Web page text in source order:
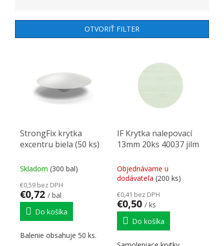
OTVORIŤ FILTER
StrongFix krytka
excentru biela (50 ks)
Skladom (300 bal)
€0,59 bez DPH
€0,72 / bal
Do košíka
Balenie obsahuje 50 ks.
IF Krytka nalepovací
13mm 20ks 40037 jilm
Objednávame u
dodávateľa (200 ks)
€0,41 bez DPH
€0,50 / ks
Do košíka